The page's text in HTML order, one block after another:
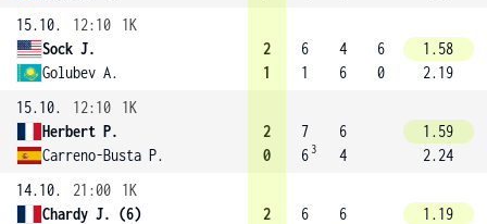
15.10.
12:10
1K
Sock J.
Golubev A.
2
1
6
1
4
6
6
0
1.58
2.19
15.10.
12:10
1K
Herbert P.
Carreno-Busta P.
2
0
7
6 3
6
4
1.59
2.24
14.10.
21:00
1K
Chardy J. (6)
2
6
6
1.19